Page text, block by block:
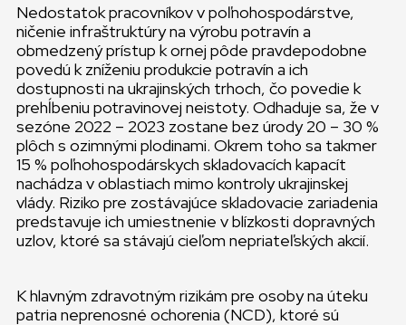
Nedostatok pracovníkov v poľnohospodárstve,
ničenie infraštruktúry na výrobu potravín a
obmedzený prístup k ornej pôde pravdepodobne
povedú k zníženiu produkcie potravín a ich
dostupnosti na ukrajinských trhoch, čo povedie k
prehĺbeniu potravinovej neistoty. Odhaduje sa, že v
sezóne 2022 – 2023 zostane bez úrody 20 – 30 %
plôch s ozimnými plodinami. Okrem toho sa takmer
15 % poľnohospodárskych skladovacích kapacít
nachádza v oblastiach mimo kontroly ukrajinskej
vlády. Riziko pre zostávajúce skladovacie zariadenia
predstavuje ich umiestnenie v blízkosti dopravných
uzlov, ktoré sa stávajú cieľom nepriateľských akcií.
K hlavným zdravotným rizikám pre osoby na úteku
patria neprenosné ochorenia (NCD), ktoré sú